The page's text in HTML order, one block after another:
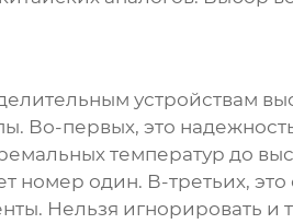
устройствам
Во-первых, это
температур до
один. В-третьих, это
Нельзя игнорировать и